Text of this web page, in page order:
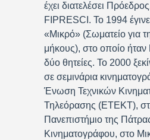
έχει διατελέσει
FIPRESCI. Το 1994
«Μικρό» (Σωματείο για
μήκους), στο οποίο ήταν
δύο θητείες. Το 2000
σε σεμινάρια
Ένωση Τεχνικών
Τηλεόρασης (ΕΤΕΚΤ),
Πανεπιστήμιο της
Κινηματογράφου, στο